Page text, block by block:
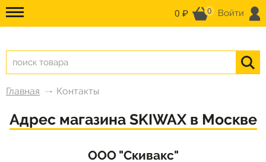
0 ₽ 0 Войти
Главная Контакты
Адрес магазина SKIWAX в Москве
ООО "Скивакс"